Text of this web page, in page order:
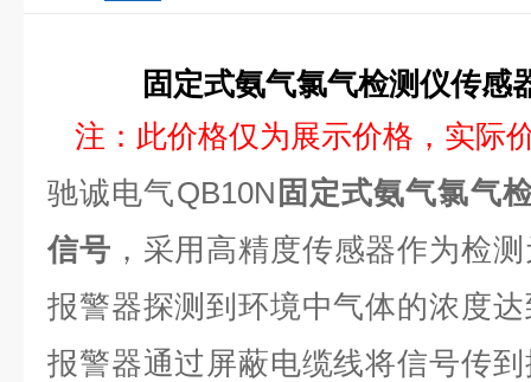
固定式氨气氯气检测仪传感
注：此价格仅为展示价格，实际
驰诚电气QB10N 固定式氨气氯气
信号 ，采用高精度传感器作为检
报警器探测到环境中气体的浓度
报警器通过屏蔽电缆线将信号传